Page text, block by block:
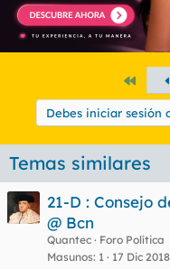
Debes iniciar sesión
Temas similares
21-D : Consejo
@ Bcn
Quantec
Foro Política
Masunos 1 17 Dic 2018